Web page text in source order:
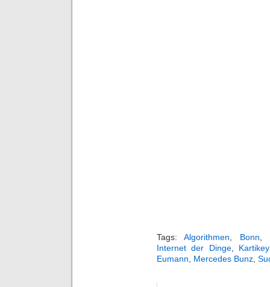
Tags:Algorithmen Bonn
Internet der Dinge,
Eumann
Mercedes Bunz